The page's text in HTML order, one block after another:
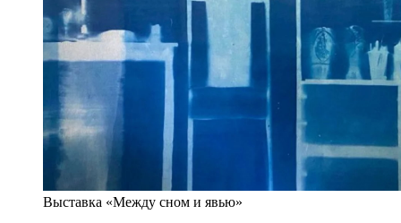
Выставка «Между сном и явью»